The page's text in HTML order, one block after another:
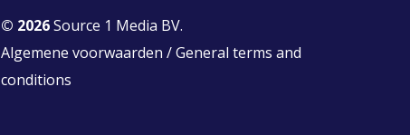
© 2026Source 1 Media BV.
Algemene voorwaarden /General terms and
conditions